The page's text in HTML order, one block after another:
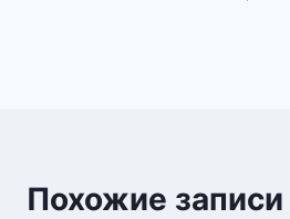
Похожие записи